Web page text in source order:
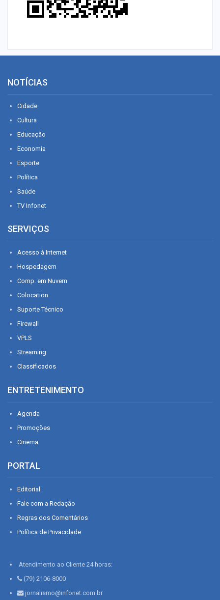
NOTÍCIAS
Cidade
Cultura
Educação
Economia
Esporte
Política
Saúde
TV Infonet
SERVIÇOS
Acesso à Internet
Hospedagem
Comp. em Nuvem
Colocation
Suporte Técnico
Firewall
VPLS
Streaming
Classificados
ENTRETENIMENTO
Agenda
Promoções
Cinema
PORTAL
Editorial
Fale com a Redação
Regras dos Comentários
Política de Privacidade
Atendimento ao Cliente 24 horas:
(79) 2106-8000
jornalismo@infonet.com.br